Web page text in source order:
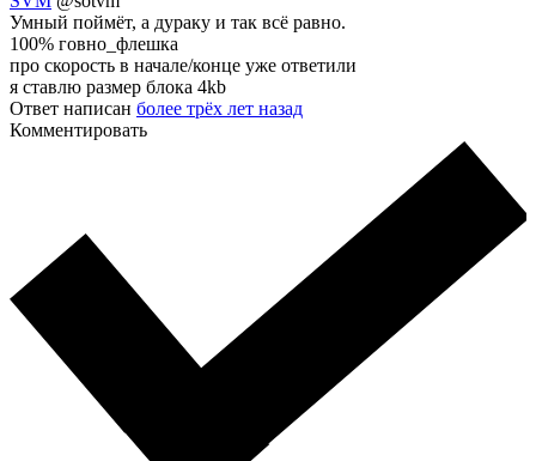
Умный поймёт, а дураку и так всё равно.
100% говно_флешка
про скорость в начале/конце уже ответили
я ставлю размер блока 4kb
Ответ написан более трёх лет назад
Комментировать